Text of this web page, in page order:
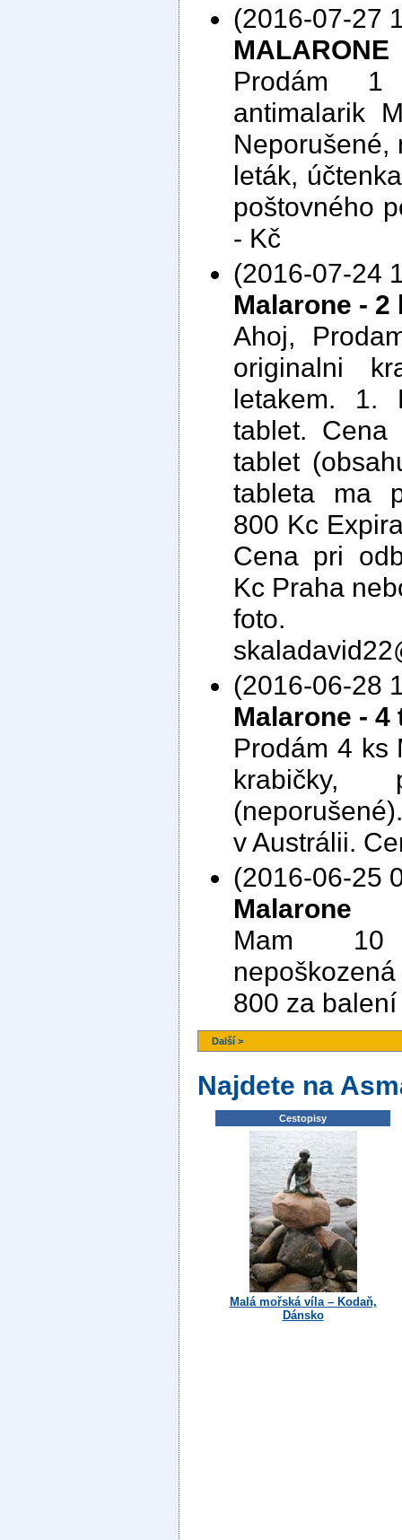
(2016-07-27
MALARONE
Prodám
antimalarik
Neporušené,
leták,
poštovného
- Kč
(2016-07-24
Malarone - 2
Ahoj,
originalni
letakem. 1.
tablet.
tablet
tableta ma
800 Kc
Cena pri
Kc Praha
foto.
(2016-06-28
Malarone - 4
Prodám 4 ks
v Austrálii.
(2016-06-25
Malarone
Mam 10
800 za balení
Další >
Najdete na
Cestopisy
Malá mořská víla – Kodaň,
Dánsko